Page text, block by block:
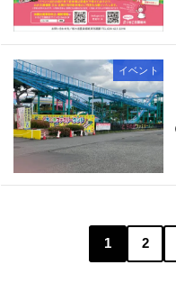
イベント
1 2